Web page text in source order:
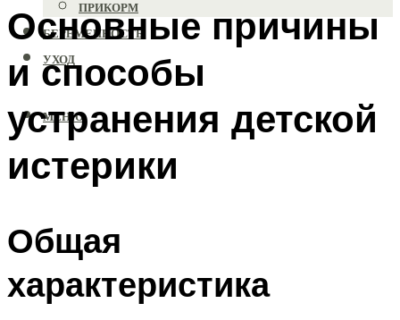
ПРИКОРМ
БЕРЕМЕННОСТЬ
УХОД
МЕНЮ
Основные причины
и способы
устранения детской
истерики
Общая
характеристика